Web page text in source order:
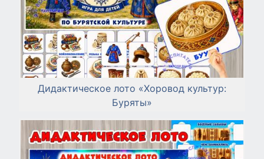
Дидактическое лото «Хоровод культур:
Буряты»